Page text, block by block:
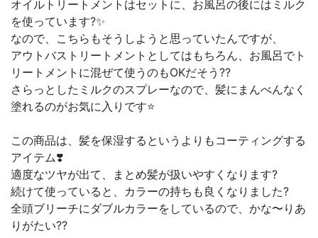
オイルトリートメントはセットに、お風呂の後にはミルク
を使っています?✨
なので、こちらもそうしようと思っていたんですが、
アウトバストリートメントとしてはもちろん、お風呂でト
リートメントに混ぜて使うのもOKだそう??
さらっとしたミルクのスプレーなので、髪にまんべんなく
塗れるのがお気に入りです⭐
この商品は、髪を保湿するというよりもコーティングする
アイテム❣️
適度なツヤが出て、まとめ髪が扱いやすくなります?
続けて使っていると、カラーの持ちも良くなりました?
全頭ブリーチにダブルカラーをしているので、かな〜りあ
りがたい??